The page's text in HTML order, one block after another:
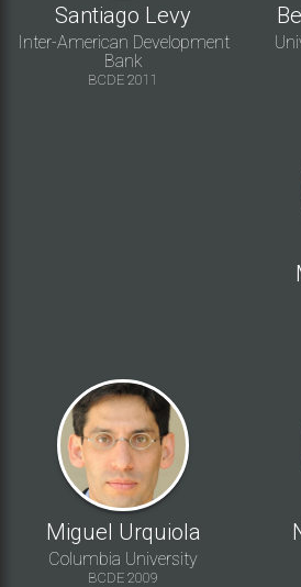
Santiago Levy
Inter-American Development
Bank
BCDE 2011
Miguel Urquiola
Columbia University
BCDE 2009